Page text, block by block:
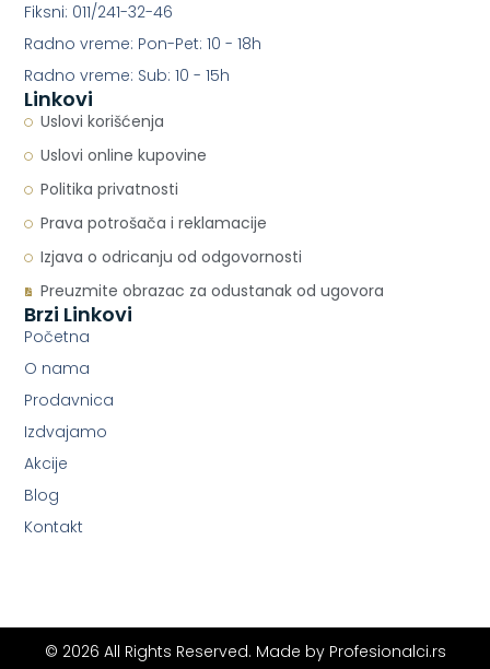
Linkovi
Uslovi korišćenja
Uslovi online kupovine
Politika privatnosti
Prava potrošača i reklamacije
Izjava o odricanju od odgovornosti
Preuzmite obrazac za odustanak od ugovora
Brzi Linkovi
Početna
O nama
Prodavnica
Izdvajamo
Akcije
Blog
Kontakt
Fiksni: 011/241-32-46
Radno vreme: Pon-Pet: 10 - 18h
Radno vreme: Sub: 10 - 15h
© 2026 All Rights Reserved. Made by Profesionalci.rs